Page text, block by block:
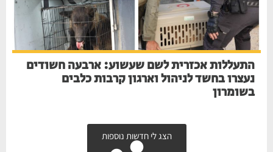
התעללות אכזרית לשם שעשוע: ארבעה חשודים
נעצרו בחשד לניהול וארגון קרבות כלבים
בשומרון
הצג לי חדשות נוספות